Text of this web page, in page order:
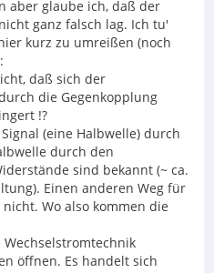
aber glaube ich, daß der
ganz falsch lag. Ich tu'
kurz zu umreißen (noch
daß sich der
die Gegenkopplung
!?
(eine Halbwelle) durch
durch den
sind bekannt (~ ca.
Einen anderen Weg für
Wo also kommen die
öffnen. Es handelt sich